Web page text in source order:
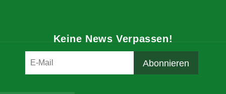
Keine News Verpassen!